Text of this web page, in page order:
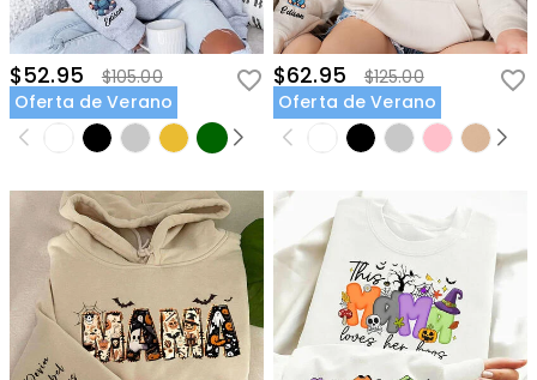
$52.95
$105.00
Oferta de Verano
$62.95
$125.00
Oferta de Verano